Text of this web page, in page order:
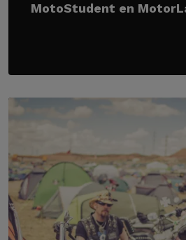
MotoStudent en